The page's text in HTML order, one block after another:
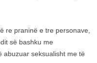
re praninë e tre personave,
së bashku me
abuzuar seksualisht me të